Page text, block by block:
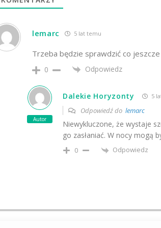
lemarc 5 lat temu
Trzeba będzie sprawdzić co
0 Odpowiedz
Autor
Dalekie Horyzonty 5
Odpowiedź do lemarc
Niewykluczone, że wystaje
go zasłaniać. W nocy mogą
0 Odpowiedz